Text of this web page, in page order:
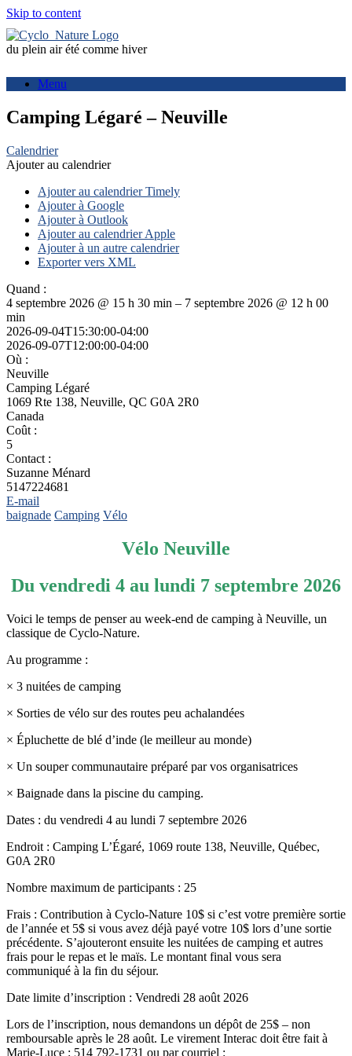
Skip to content
du plein air été comme hiver
Menu
Camping Légaré – Neuville
Calendrier
Ajouter au calendrier
Ajouter au calendrier Timely
Ajouter à Google
Ajouter à Outlook
Ajouter au calendrier Apple
Ajouter à un autre calendrier
Exporter vers XML
Quand :
4 septembre 2026 @ 15 h 30 min – 7 septembre 2026 @ 12 h 00
min
2026-09-04T15:30:00-04:00
2026-09-07T12:00:00-04:00
Où :
Neuville
Camping Légaré
1069 Rte 138, Neuville, QC G0A 2R0
Canada
Coût :
5
Contact :
Suzanne Ménard
5147224681
E-mail
baignade Camping Vélo
Vélo Neuville
Du vendredi 4 au lundi 7 septembre 2026
Voici le temps de penser au week-end de camping à Neuville, un
classique de Cyclo-Nature.
Au programme :
× 3 nuitées de camping
× Sorties de vélo sur des routes peu achalandées
× Épluchette de blé d’inde (le meilleur au monde)
× Un souper communautaire préparé par vos organisatrices
× Baignade dans la piscine du camping.
Dates : du vendredi 4 au lundi 7 septembre 2026
Endroit : Camping L’Égaré, 1069 route 138, Neuville, Québec,
G0A 2R0
Nombre maximum de participants : 25
Frais : Contribution à Cyclo-Nature 10$ si c’est votre première sortie
de l’année et 5$ si vous avez déjà payé votre 10$ lors d’une sortie
précédente. S’ajouteront ensuite les nuitées de camping et autres
frais pour le repas et le maïs. Le montant final vous sera
communiqué à la fin du séjour.
Date limite d’inscription : Vendredi 28 août 2026
Lors de l’inscription, nous demandons un dépôt de 25$ – non
remboursable après le 28 août. Le virement Interac doit être fait à
Marie-Luce : 514 792-1731 ou par courriel :